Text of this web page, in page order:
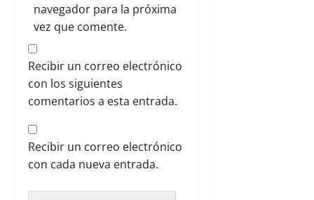
navegador para la próxima
vez que comente.
Recibir un correo electrónico
con los siguientes
comentarios a esta entrada.
Recibir un correo electrónico
con cada nueva entrada.